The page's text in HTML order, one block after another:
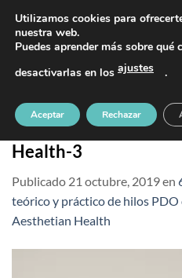
contenido
PIDE TU CITA AL
Curso-teórico-y-
en-American-
Health-3
Publicado 21 octubre, 2019en
teórico y práctico de hilos
Aesthetian Health
Utilizamos cookies para
nuestra web.
Puedes aprender más sobre
desactivarlas en los ajustes .
Aceptar Rechazar